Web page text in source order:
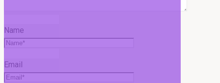
Name
Email